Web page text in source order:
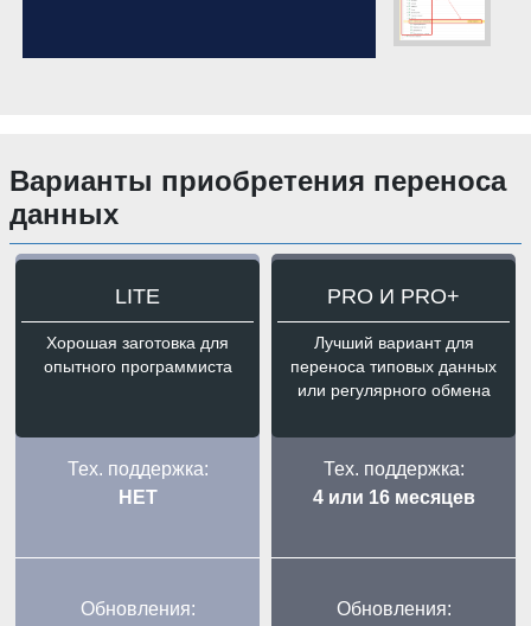
Варианты приобретения переноса
данных
LITE
Хорошая заготовка для
опытного программиста
Тех. поддержка:
НЕТ
Обновления:
PRO И PRO+
Лучший вариант для
переноса типовых данных
или регулярного обмена
Тех. поддержка:
4 или 16 месяцев
Обновления: